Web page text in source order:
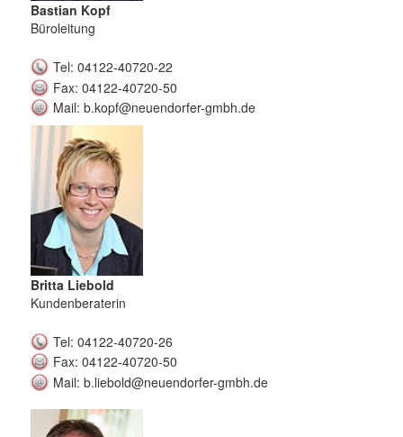
Bastian Kopf
Büroleitung
Tel: 04122-40720-22
Fax: 04122-40720-50
Mail: b.kopf@neuendorfer-gmbh.de
Britta Liebold
Kundenberaterin
Tel: 04122-40720-26
Fax: 04122-40720-50
Mail: b.liebold@neuendorfer-gmbh.de